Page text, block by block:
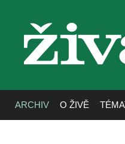
živa
ARCHIV O ŽIVĚ